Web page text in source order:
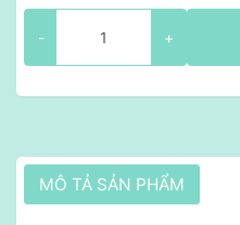
- +
MÔ TẢ SẢN PHẨM